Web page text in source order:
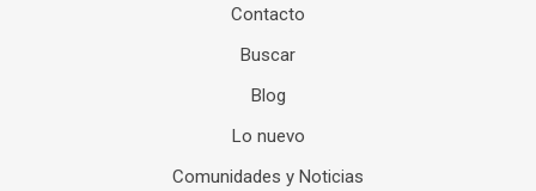
Contacto
Buscar
Blog
Lo nuevo
Comunidades y Noticias